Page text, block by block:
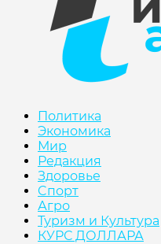
Политика
Экономика
Мир
Редакция
Здоровье
Cпорт
Агро
Туризм и Культура
КУРС ДОЛЛАРА